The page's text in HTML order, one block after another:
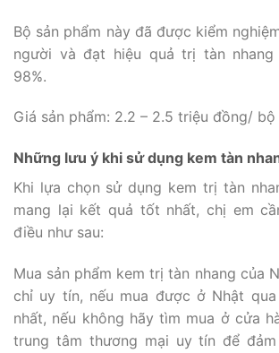
Bộ sản phẩm này đã được kiểm
người và đạt hiệu quả trị tàn
98%.
Giá sản phẩm: 2.2 – 2.5 triệu đồng/ bộ
Những lưu ý khi sử dụng kem tàn
Khi lựa chọn sử dụng kem trị tàn
mang lại kết quả tốt nhất, chị em
điều như sau:
Mua sản phẩm kem trị tàn nhang của
chỉ uy tín, nếu mua được ở Nhật
nhất, nếu không hãy tìm mua ở cửa
trung tâm thương mại uy tín để